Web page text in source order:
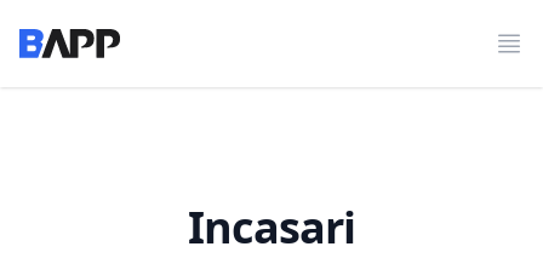
BAPP
Incasari